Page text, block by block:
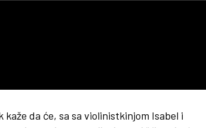
da će, sa sa violinistkinjom Isabel i